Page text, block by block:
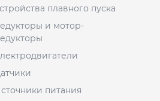
плавного пуска
и мотор-
питания